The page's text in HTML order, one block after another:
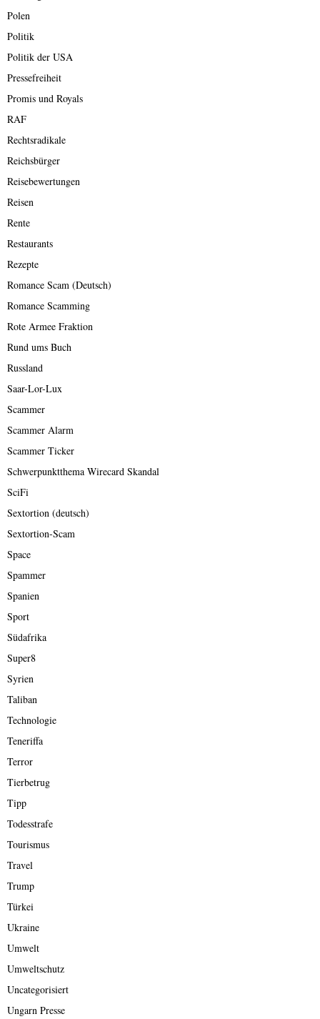
Polen
Politik
Politik der USA
Pressefreiheit
Promis und Royals
RAF
Rechtsradikale
Reichsbürger
Reisebewertungen
Reisen
Rente
Restaurants
Rezepte
Romance Scam (Deutsch)
Romance Scamming
Rote Armee Fraktion
Rund ums Buch
Russland
Saar-Lor-Lux
Scammer
Scammer Alarm
Scammer Ticker
Schwerpunktthema Wirecard Skandal
SciFi
Sextortion (deutsch)
Sextortion-Scam
Space
Spammer
Spanien
Sport
Südafrika
Super8
Syrien
Taliban
Technologie
Teneriffa
Terror
Tierbetrug
Tipp
Todesstrafe
Tourismus
Travel
Trump
Türkei
Ukraine
Umwelt
Umweltschutz
Uncategorisiert
Ungarn Presse